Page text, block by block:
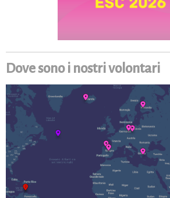
Dove sono i nostri volontari